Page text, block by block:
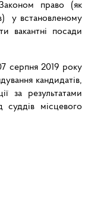
право (як
у встановленому
вакантні посади
серпня 2019 року
кандидатів,
за результатами
суддів місцевого